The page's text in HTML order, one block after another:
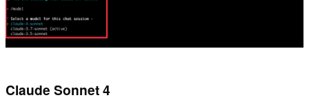
Claude Sonnet 4